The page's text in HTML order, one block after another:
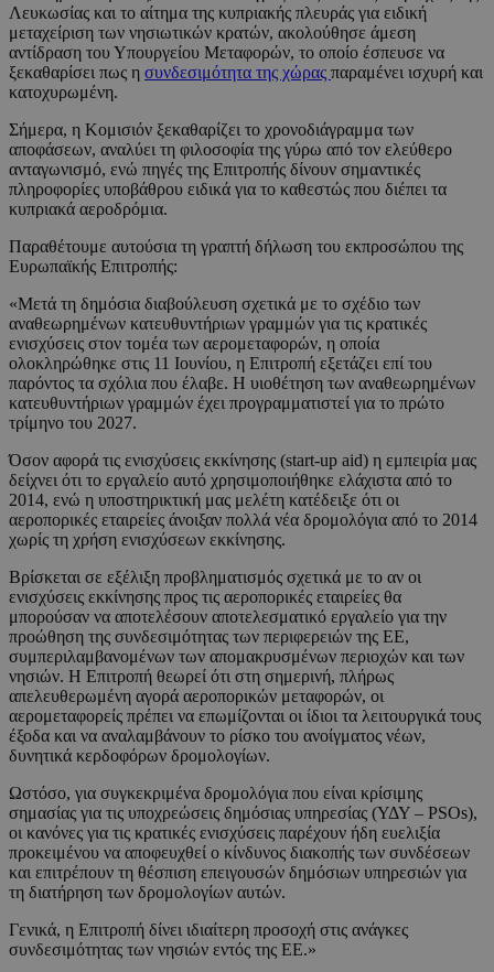
Λευκωσίας και το αίτημα της κυπριακής πλευράς για ειδική
μεταχείριση των νησιωτικών κρατών, ακολούθησε άμεση
αντίδραση του Υπουργείου Μεταφορών, το οποίο έσπευσε να
ξεκαθαρίσει πως η συνδεσιμότητα της χώρας παραμένει ισχυρή και
κατοχυρωμένη.
Σήμερα, η Κομισιόν ξεκαθαρίζει το χρονοδιάγραμμα των
αποφάσεων, αναλύει τη φιλοσοφία της γύρω από τον ελεύθερο
ανταγωνισμό, ενώ πηγές της Επιτροπής δίνουν σημαντικές
πληροφορίες υποβάθρου ειδικά για το καθεστώς που διέπει τα
κυπριακά αεροδρόμια.
Παραθέτουμε αυτούσια τη γραπτή δήλωση του εκπροσώπου της
Ευρωπαϊκής Επιτροπής:
«Μετά τη δημόσια διαβούλευση σχετικά με το σχέδιο των
αναθεωρημένων κατευθυντήριων γραμμών για τις κρατικές
ενισχύσεις στον τομέα των αερομεταφορών, η οποία
ολοκληρώθηκε στις 11 Ιουνίου, η Επιτροπή εξετάζει επί του
παρόντος τα σχόλια που έλαβε. Η υιοθέτηση των αναθεωρημένων
κατευθυντήριων γραμμών έχει προγραμματιστεί για το πρώτο
τρίμηνο του 2027.
Όσον αφορά τις ενισχύσεις εκκίνησης (start-up aid) η εμπειρία μας
δείχνει ότι το εργαλείο αυτό χρησιμοποιήθηκε ελάχιστα από το
2014, ενώ η υποστηρικτική μας μελέτη κατέδειξε ότι οι
αεροπορικές εταιρείες άνοιξαν πολλά νέα δρομολόγια από το 2014
χωρίς τη χρήση ενισχύσεων εκκίνησης.
Βρίσκεται σε εξέλιξη προβληματισμός σχετικά με το αν οι
ενισχύσεις εκκίνησης προς τις αεροπορικές εταιρείες θα
μπορούσαν να αποτελέσουν αποτελεσματικό εργαλείο για την
προώθηση της συνδεσιμότητας των περιφερειών της ΕΕ,
συμπεριλαμβανομένων των απομακρυσμένων περιοχών και των
νησιών. Η Επιτροπή θεωρεί ότι στη σημερινή, πλήρως
απελευθερωμένη αγορά αεροπορικών μεταφορών, οι
αερομεταφορείς πρέπει να επωμίζονται οι ίδιοι τα λειτουργικά τους
έξοδα και να αναλαμβάνουν το ρίσκο του ανοίγματος νέων,
δυνητικά κερδοφόρων δρομολογίων.
Ωστόσο, για συγκεκριμένα δρομολόγια που είναι κρίσιμης
σημασίας για τις υποχρεώσεις δημόσιας υπηρεσίας (ΥΔΥ – PSOs),
οι κανόνες για τις κρατικές ενισχύσεις παρέχουν ήδη ευελιξία
προκειμένου να αποφευχθεί ο κίνδυνος διακοπής των συνδέσεων
και επιτρέπουν τη θέσπιση επειγουσών δημόσιων υπηρεσιών για
τη διατήρηση των δρομολογίων αυτών.
Γενικά, η Επιτροπή δίνει ιδιαίτερη προσοχή στις ανάγκες
συνδεσιμότητας των νησιών εντός της ΕΕ.»